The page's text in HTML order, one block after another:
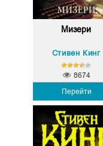
Мизери
Стивен Кинг
Перейти
8674